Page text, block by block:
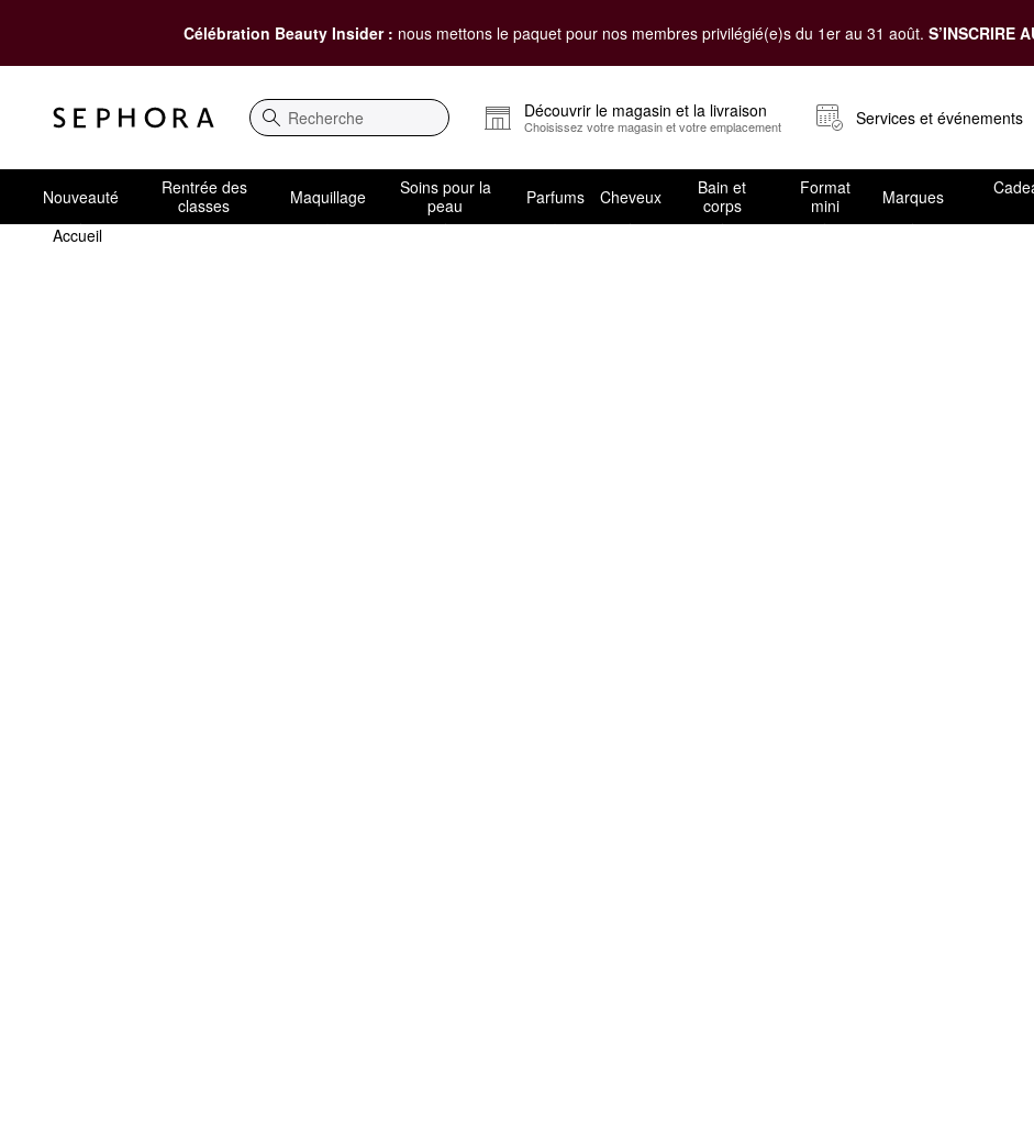
Célébration Beauty Insider : nous mettons le paquet pour nos membres privilégié(e)s du 1er au 31 août. S’INSCRIRE
Recherche
Découvrir le magasin et la livraison
Choisissez votre magasin et votre emplacement Services et événements
Nouveauté
Rentrée des
classes
Maquillage
Soins pour la
peau
Parfums Cheveux
Bain et
corps
Format
mini
Marques
Accueil